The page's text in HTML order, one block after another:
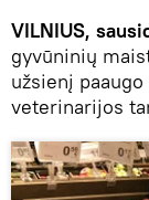
VILNIUS,
gyvūninių
užsienį
veterinarijos